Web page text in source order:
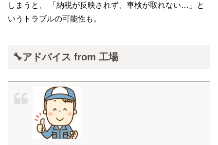
しまうと、 「納税が反映されず、車検が取れない…」と
いうトラブルの可能性も。
🔧アドバイス from 工場